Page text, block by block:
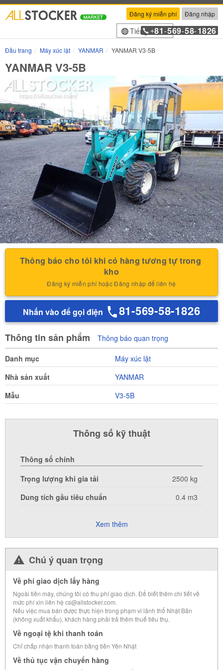
Đăng ký miễn phí Đăng nhập
Tiếng Việt
+81 -569-58-1826
Đầu trang Máy xúc lật YANMAR YANMAR V3-5B
YANMAR V3-5B
Thông báo cho tôi khi có hàng tương tự trong
kho
Đăng ký miễn phí hoặc Đăng nhập để liên hệ
Nhấn vào để gọi điện 81-569-58-1826
Thông tin sản phẩm Thông báo quan trọng
Danh mục
Máy xúc lật
Nhà sản xuất
YANMAR
Mẫu
V3-5B
Thông số kỹ thuật
Thông số chính
Trọng lượng khi gia tải
2500 kg
Dung tích gầu tiêu chuẩn
0.4 m3
Xem thêm
Chú ý quan trọng
Về phí giao dịch lấy hàng
Ngoài tiền máy, chúng tôi có thu phí giao dịch. Để biết thêm chi tiết về
mức phí xin liên hệ cs@allstocker.com.
Nếu việc mua bán được thực hiện trong phạm vi lãnh thổ Nhật Bản
(không xuất khẩu), khách hàng phải trả thêm thuế tiêu thụ.
Về ngoại tệ khi thanh toán
Chỉ chấp nhận thanh toán bằng tiền Yên Nhật
Về thủ tục vận chuyển hàng